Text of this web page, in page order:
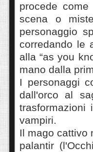
procede
scena o
personaggio
corredando le
alla “as you
mano dalla
I personaggi
dall'orco al
trasformazioni
vampiri.
Il mago cattivo
palantir